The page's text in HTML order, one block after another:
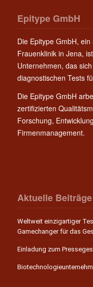
Epitype GmbH
Die Epitype GmbH,
Frauenklinik in Jena,
Unternehmen, das
diagnostischen Tests
Die Epitype GmbH
zertifizierten
Forschung,
Firmenmanagement.
Aktuelle Beiträge
Weltweit einzigartiger
Gamechanger für das
Einladung zum